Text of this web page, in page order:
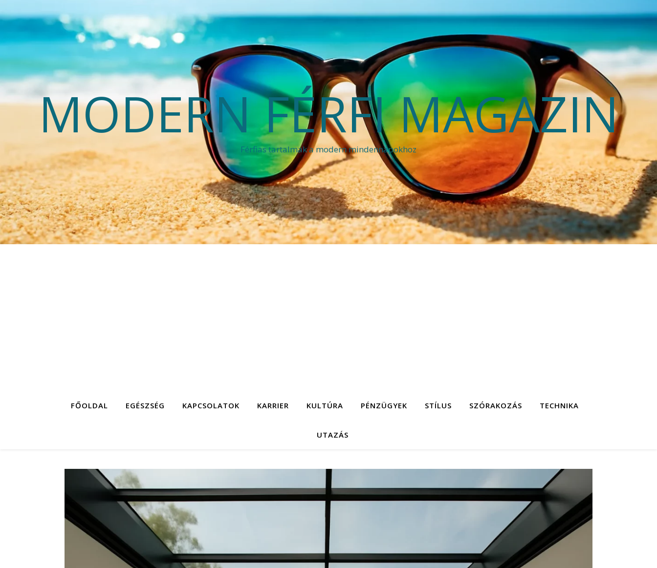
MODERN FÉRFI MAGAZIN
Férfias tartalmak a modern mindennapokhoz
FŐOLDAL EGÉSZSÉG KAPCSOLATOK KARRIER KULTÚRA PÉNZÜGYEK STÍLUS SZÓRAKOZÁS TECHNIKA
UTAZÁS